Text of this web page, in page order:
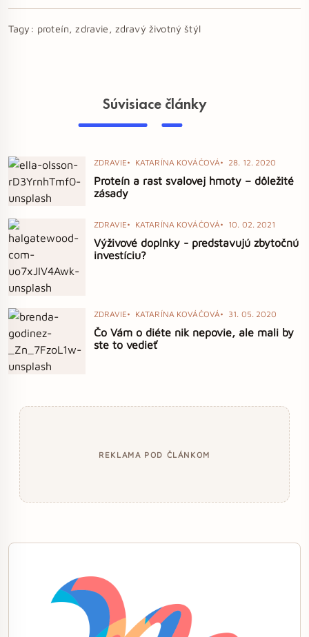
Tagy: proteín, zdravie, zdravý životný štýl
Súvisiace články
ZDRAVIE KATARÍNA KOVÁČOVÁ 28. 12. 2020
Proteín a rast svalovej hmoty – dôležité
zásady
ZDRAVIE KATARÍNA KOVÁČOVÁ 10. 02. 2021
Výživové doplnky - predstavujú zbytočnú
investíciu?
ZDRAVIE KATARÍNA KOVÁČOVÁ 31. 05. 2020
Čo Vám o diéte nik nepovie, ale mali by
ste to vedieť
REKLAMA POD ČLÁNKOM